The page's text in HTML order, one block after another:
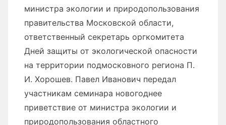
министра экологии и природопользования
правительства Московской области,
ответственный секретарь оргкомитета
Дней защиты от экологической опасности
на территории подмосковного региона П.
И. Хорошев. Павел Иванович передал
участникам семинара новогоднее
приветствие от министра экологии и
природопользования областного